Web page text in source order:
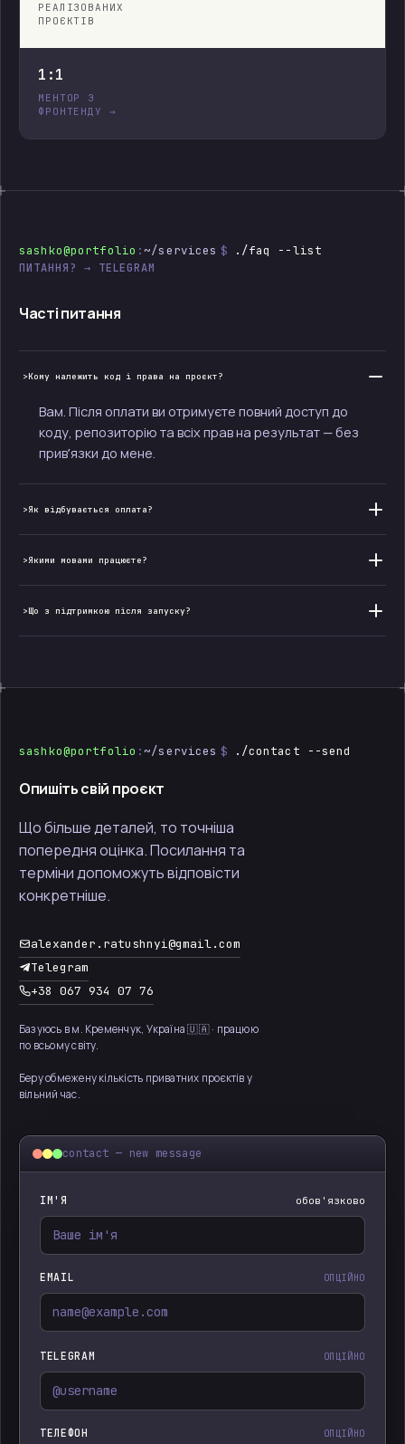
РЕАЛІЗОВАНИХ
ПРОЄКТІВ
1:1
МЕНТОР З
ФРОНТЕНДУ →
sashko@portfolio :~/services $ ./faq --list
ПИТАННЯ? → TELEGRAM
Часті питання
Кому належить код і права на проєкт?
Вам. Після оплати ви отримуєте повний доступ до
коду, репозиторію та всіх прав на результат — без
привʼязки до мене.
Як відбувається оплата?
Якими мовами працюєте?
Що з підтримкою після запуску?
sashko@portfolio :~/services $ ./contact --send
Опишіть свій проєкт
Що більше деталей, то точніша
попередня оцінка. Посилання та
терміни допоможуть відповісти
конкретніше.
alexander.ratushnyi@gmail.com
Telegram
+38 067 934 07 76
Базуюсь в м. Кременчук, Україна 🇺🇦 · працюю
по всьому світу.
Беру обмежену кількість приватних проєктів у
вільний час.
contact — new message
ІМ'Я обов'язково
EMAIL ОПЦІЙНО
TELEGRAM ОПЦІЙНО
ТЕЛЕФОН ОПЦІЙНО